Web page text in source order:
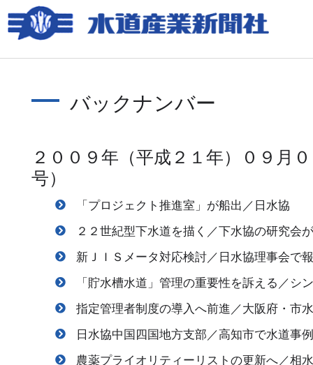
バックナンバー
２００９年（平成２１年）０９月
号）
「プロジェクト推進室」が船出／日水協
２２世紀型下水道を描く／下水協の研究会
新ＪＩＳメータ対応検討／日水協理事会で
「貯水槽水道」管理の重要性を訴える／シ
指定管理者制度の導入へ前進／大阪府・市
日水協中国四国地方支部／高知市で水道事
農薬プライオリティーリストの更新へ／相